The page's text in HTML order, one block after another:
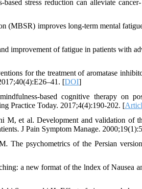
stress reduction can alleviate
(MBSR) improves long-term mental
improvement of fatigue in patients with
for the treatment of aromatase
[DOI]
based cognitive therapy on
Practice Today. 2017;4(4):190-202. [
et al. Development and validation of
J Pain Symptom Manage.
The psychometrics of the Persian
a new format of the lndex of Nausea